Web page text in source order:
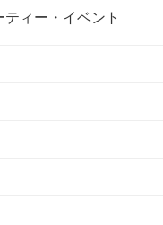
ィー・イベント